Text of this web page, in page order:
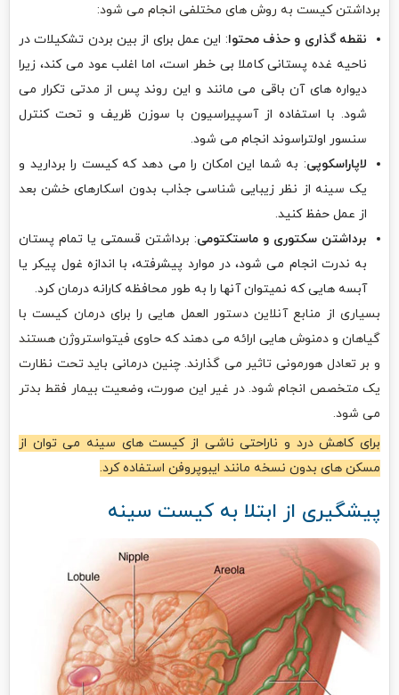
برداشتن کیست به روش های مختلفی انجام می شود:
نقطه گذاری و حذف محتوا: این عمل برای از بین بردن تشکیلات در
ناحیه غده پستانی کاملا بی خطر است، اما اغلب عود می کند، زیرا
دیواره های آن باقی می مانند و این روند پس از مدتی تکرار می
شود. با استفاده از آسپیراسیون با سوزن ظریف و تحت کنترل
سنسور اولتراسوند انجام می شود.
لاپاراسکوپی: به شما این امکان را می دهد که کیست را بردارید و
یک سینه از نظر زیبایی شناسی جذاب بدون اسکارهای خشن بعد
از عمل حفظ کنید.
برداشتن سکتوری و ماستکتومی: برداشتن قسمتی یا تمام پستان
به ندرت انجام می شود، در موارد پیشرفته، با اندازه غول پیکر یا
آبسه هایی که نمیتوان آنها را به طور محافظه کارانه درمان کرد.
بسیاری از منابع آنلاین دستور العمل هایی را برای درمان کیست با
گیاهان و دمنوش هایی ارائه می دهند که حاوی فیتواستروژن هستند
و بر تعادل هورمونی تاثیر می گذارند. چنین درمانی باید تحت نظارت
یک متخصص انجام شود. در غیر این صورت، وضعیت بیمار فقط بدتر
می شود.
برای کاهش درد و ناراحتی ناشی از کیست های سینه می توان از
مسکن های بدون نسخه مانند ایبوپروفن استفاده کرد.
پیشگیری از ابتلا به کیست سینه